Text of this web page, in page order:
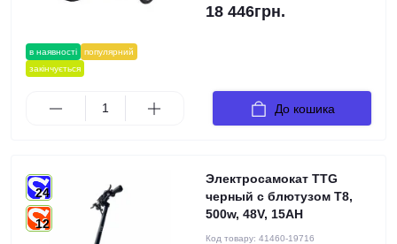
в наявності
популярний
закінчується
18 446грн.
До кошика
24
12
Электросамокат TTG
черный с блютузом T8,
500w, 48V, 15AH
Код товару: 41460-19716